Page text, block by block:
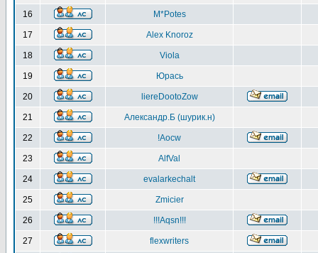
16 M*Potes
17 Alex Knoroz
18 Viola
19 Юрась
20 liereDootoZow
21 Александр.Б (шурик.н)
22 !Aocw
23 AlfVal
24 evalarkechalt
25 Zmicier
26 !!!Aqsn!!!
27 flexwriters